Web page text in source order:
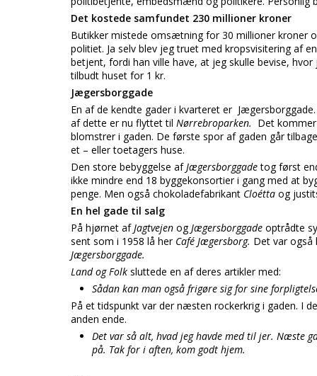
Det kostede samfundet 230 millioner kroner
Butikker mistede omsætning for 30 millioner kroner
politiet. Ja selv blev jeg truet med kropsvisitering af
betjent, fordi han ville have, at jeg skulle bevise,
tilbudt huset for 1 kr.
Jægersborggade
En af de kendte gader i kvarteret er
af dette er nu flyttet til Nørrebroparken. Det
blomstrer i gaden. De første spor af gaden går
et – eller toetagers huse.
Den store bebyggelse afJægersborggadetog først
ikke mindre end 18 byggekonsortier i gang med at
penge. Men også chokoladefabrikant Cloétta og
En hel gade til salg
På hjørnet afJagtvejen ogJægersborggade optrådte
sent som i 1958 lå her Café Jægersborg. Det var også
Jægersborggade.
Land og Folk sluttede en af deres artikler med:
Sådan kan man også frigøre sig for sine
På et tidspunkt var der næsten rockerkrig i gaden. I
anden ende.
Det var så alt, hvad jeg havde med til jer. Næste
på. Tak for i aften, kom godt hjem.